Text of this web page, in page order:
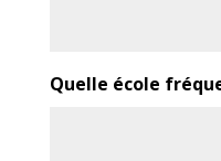
Quelle école